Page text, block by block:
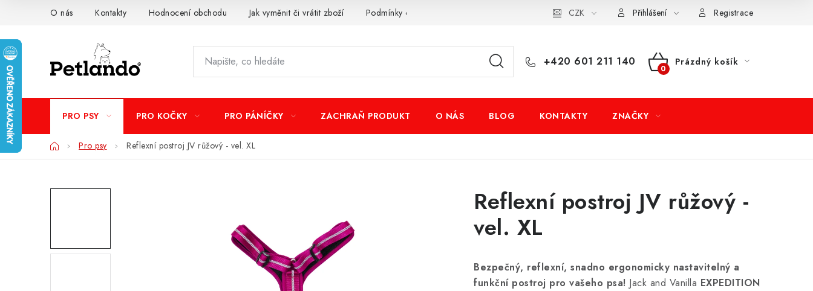
O nás Kontakty Hodnocení obchodu Jak vyměnit či vrátit zboží Podmínky ochrany osobních údajů Obchodní podmínky Doprava a platba Moje objednávka
CZK Přihlášení Registrace
+420 601 211 140
NÁKUPNÍ
Prázdný košík
PRO PSY PRO KOČKY PRO PÁNÍČKY ZACHRAŇ PRODUKT O NÁS BLOG KONTAKTY ZNAČKY
DomůPro psy Reflexní postroj JV růžový - vel. XL
Reflexní postroj JV růžový -
vel. XL
Bezpečný, reflexní, snadno ergonomicky nastavitelný a
funkční postroj pro vašeho psa! Jack and Vanilla EXPEDITION